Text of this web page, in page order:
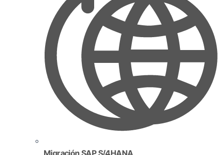
Migración SAP S/4HANA